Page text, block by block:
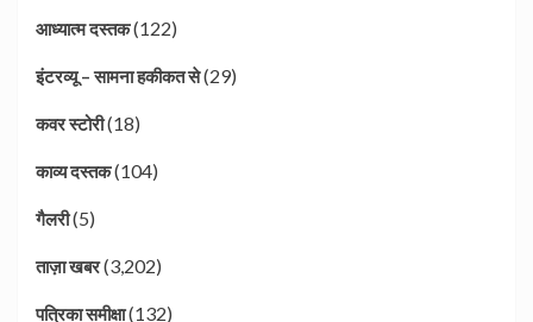
आध्यात्म दस्तक(122)
इंटरव्यू – सामना हकीकत से(29)
कवर स्टोरी(18)
काव्य दस्तक(104)
गैलरी(5)
ताज़ा खबर(3,202)
पत्रिका समीक्षा(132)